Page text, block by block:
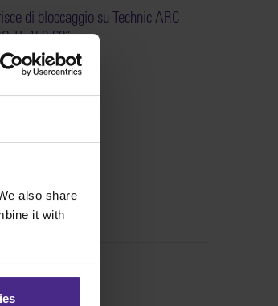
also share
it with
di bloccaggio su Technic ARC
TE 150-60” >